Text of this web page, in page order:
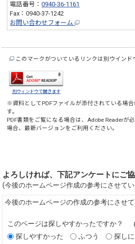
電話番号：0940-36-1161
Fax：0940-37-1242
お問い合わせフォーム
このマークがついているリンクは別ウインド
別ウィンドウで開きます
※資料としてPDFファイルが添付されている場
す。
PDF書類をご覧になる場合は、Adobe Readerが
場合、最新バージョンをご利用ください。